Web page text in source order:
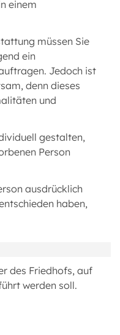
einem
müssen Sie
ein
Jedoch ist
denn dieses
und
gestalten,
Person
ausdrücklich
haben,
des Friedhofs, auf
werden soll.